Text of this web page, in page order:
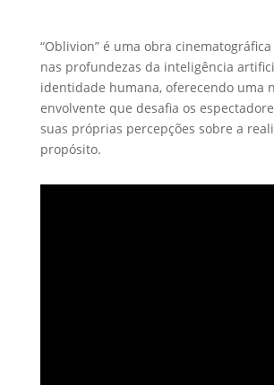
“Oblivion” é uma obra
nas profundezas da inteligência
identidade humana, oferecendo uma
envolvente que desafia os
suas próprias percepções sobre a
propósito.